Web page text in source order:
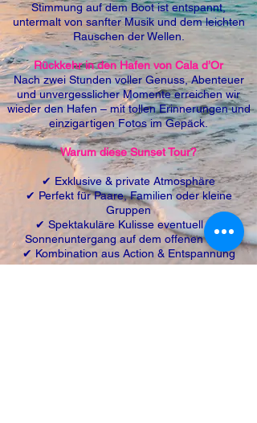
Stimmung auf dem Boot ist entspannt,
untermalt von sanfter Musik und dem leichten
Rauschen der Wellen.
Rückkehr in den Hafen von Cala d’Or
Nach zwei Stunden voller Genuss, Abenteuer
und unvergesslicher Momente erreichen wir
wieder den Hafen – mit tollen Erinnerungen und
einzigartigen Fotos im Gepäck.
Warum diese Sunset Tour?
✔ Exklusive & private Atmosphäre
✔ Perfekt für Paare, Familien oder kleine
Gruppen
✔ Spektakuläre Kulisse eventuell mit
Sonnenuntergang auf dem offenen Meer
✔ Kombination aus Action & Entspannung